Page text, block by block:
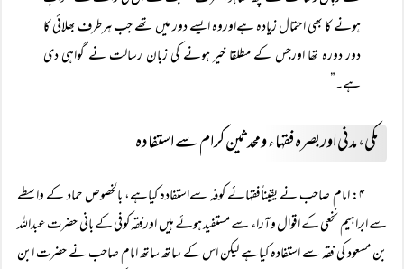
ہونے کا بھی احتمال زیادہ ہےاوروہ ایسے دور میں تھے جب ہرطرف بھلائی کا
دور دورہ تھا اورجس کے مطلقا خیر ہونے کی زبان رسالت نے گواہی دی
ہے۔”
مکی، مدنی اوربصرہ فقہاء ومحدثین کرام سے استفادہ
۴: امام صاحب نے یقیناًفقہائے کوفہ سےاستفادہ کیاہے، بالخصوص حماد کے واسطے
سے ابراہیم نخعی کے اقوال وآراء سے مستفید ہوئے ہیں اورفقہ کوفی کے بانی حضرت عبداللہ
بن مسعود کی فقہ سے استفادہ کیاہے لیکن اس کے ساتھ ساتھ امام صاحب نے حضرت ابن